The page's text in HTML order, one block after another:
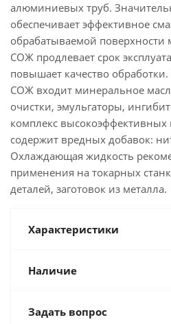
алюминиевых труб.
обеспечивает эффективное
обрабатываемой поверхности
СОЖ продлевает срок
повышает качество обработки.
СОЖ входит минеральное
очистки, эмульгаторы,
комплекс
содержит вредных добавок:
Охлаждающая жидкость
применения на токарных
деталей, заготовок из металла.
Характеристики
Наличие
Задать вопрос